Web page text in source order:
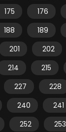
175 176
188 189
201 202
214 215
227 228
240 241
252 253